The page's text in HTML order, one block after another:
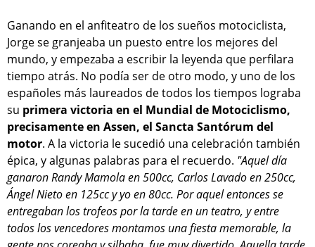
Ganando en el anfiteatro de los sueños motociclista,
Jorge se granjeaba un puesto entre los mejores del
mundo, y empezaba a escribir la leyenda que perfilara
tiempo atrás. No podía ser de otro modo, y uno de los
españoles más laureados de todos los tiempos lograba
su primera victoria en el Mundial de Motociclismo,
precisamente en Assen, el Sancta Santórum del
motor. A la victoria le sucedió una celebración también
épica, y algunas palabras para el recuerdo. "Aquel día
ganaron Randy Mamola en 500cc, Carlos Lavado en 250cc,
Ángel Nieto en 125cc y yo en 80cc. Por aquel entonces se
entregaban los trofeos por la tarde en un teatro, y entre
todos los vencedores montamos una fiesta memorable, la